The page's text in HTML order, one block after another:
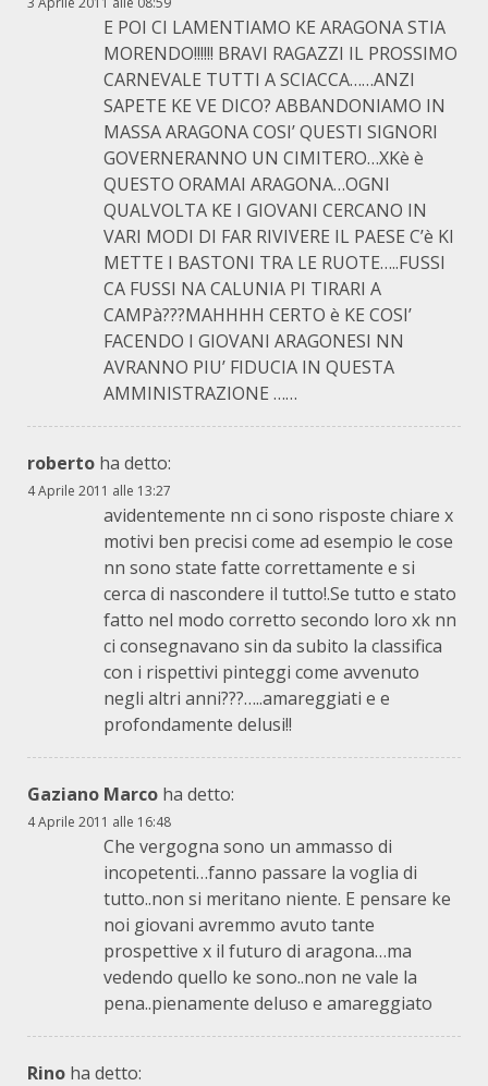
E POI CI LAMENTIAMO KE ARAGONA STIA
MORENDO!!!!!! BRAVI RAGAZZI IL PROSSIMO
CARNEVALE TUTTI A SCIACCA……ANZI
SAPETE KE VE DICO? ABBANDONIAMO IN
MASSA ARAGONA COSI’ QUESTI SIGNORI
GOVERNERANNO UN CIMITERO…XKè è
QUESTO ORAMAI ARAGONA…OGNI
QUALVOLTA KE I GIOVANI CERCANO IN
VARI MODI DI FAR RIVIVERE IL PAESE C’è KI
METTE I BASTONI TRA LE RUOTE…..FUSSI
CA FUSSI NA CALUNIA PI TIRARI A
CAMPà???MAHHHH CERTO è KE COSI’
FACENDO I GIOVANI ARAGONESI NN
AVRANNO PIU’ FIDUCIA IN QUESTA
AMMINISTRAZIONE ……
roberto ha detto:
4 Aprile 2011 alle 13:27
avidentemente nn ci sono risposte chiare x
motivi ben precisi come ad esempio le cose
nn sono state fatte correttamente e si
cerca di nascondere il tutto!.Se tutto e stato
fatto nel modo corretto secondo loro xk nn
ci consegnavano sin da subito la classifica
con i rispettivi pinteggi come avvenuto
negli altri anni???…..amareggiati e e
profondamente delusi!!
Gaziano Marco ha detto:
4 Aprile 2011 alle 16:48
Che vergogna sono un ammasso di
incopetenti…fanno passare la voglia di
tutto..non si meritano niente. E pensare ke
noi giovani avremmo avuto tante
prospettive x il futuro di aragona…ma
vedendo quello ke sono..non ne vale la
pena..pienamente deluso e amareggiato
Rino ha detto: